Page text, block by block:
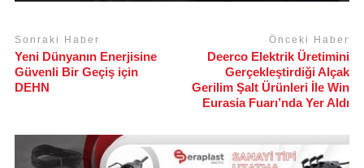
Sonraki Haber
Yeni Dünyanın Enerjisine
Güvenli Bir Geçiş için
DEHN
Önceki Haber
Deerco Elektrik Üretimini
Gerçekleştirdiği Alçak
Gerilim Şalt Ürünleri İle Win
Eurasia Fuarı’nda Yer Aldı